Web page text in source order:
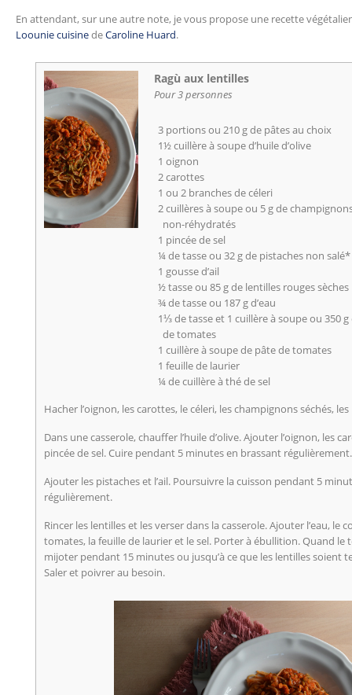
En attendant, sur une autre note, je vous propose une recette
Loounie cuisinedeCaroline Huard.
Ragù aux lentilles
Pour 3 personnes
3 portions ou 210 g de pâtes au choix
1½ cuillère à soupe d’huile d’olive
1 oignon
2 carottes
1 ou 2 branches de céleri
2 cuillères à soupe ou 5 g de
non-réhydratés
1 pincée de sel
¼ de tasse ou 32 g de pistaches non salé*
1 gousse d’ail
½ tasse ou 85 g de lentilles rouges sèches
¾ de tasse ou 187 g d’eau
1⅓ de tasse et 1 cuillère à soupe ou 350 g
de tomates
1 cuillère à soupe de pâte de tomates
1 feuille de laurier
¼ de cuillère à thé de sel
Hacher l’oignon, les carottes, le céleri, les champignons séchés, les
Dans une casserole, chauffer l’huile d’olive. Ajouter l’oignon, les
pincée de sel. Cuire pendant 5 minutes en brassant régulièrement.
Ajouter les pistaches et l’ail. Poursuivre la cuisson pendant 5
régulièrement.
Rincer les lentilles et les verser dans la casserole. Ajouter l’eau, le
tomates, la feuille de laurier et le sel. Porter à ébullition. Quand
mijoter pendant 15 minutes ou jusqu’à ce que les lentilles soient
Saler et poivrer au besoin.